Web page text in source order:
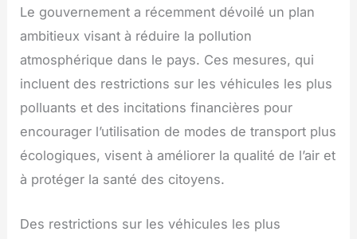
Le gouvernement a récemment dévoilé un plan
ambitieux visant à réduire la pollution
atmosphérique dans le pays. Ces mesures, qui
incluent des restrictions sur les véhicules les plus
polluants et des incitations financières pour
encourager l’utilisation de modes de transport plus
écologiques, visent à améliorer la qualité de l’air et
à protéger la santé des citoyens.
Des restrictions sur les véhicules les plus